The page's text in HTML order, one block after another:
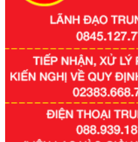
Số kí hiệu:351/2025/NĐ-CP
Tên: Nghị định số 351/2025/NĐ-CP
định chuẩn nghèo đa chiều quốc gia
Ngày ban hành: 29/12/2026